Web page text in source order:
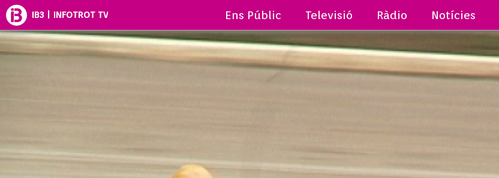
IB3 | INFOTROT TV Ens Públic Televisió Ràdio Notícies
INFOTROT TV